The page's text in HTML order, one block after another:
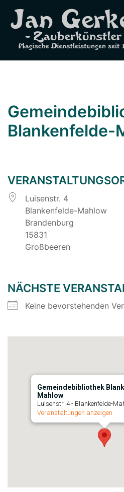
Inhalt
springen
Blankenfelde-
Luisenstr. 4
Blankenfelde-Mahlow
Brandenburg
15831
Großbeeren
NÄCHSTE
Keine bevorstehenden
Gemeindebibliothek
Mahlow
Luisenstr. 4 - Blankenfelde-
Veranstaltungen anzeigen